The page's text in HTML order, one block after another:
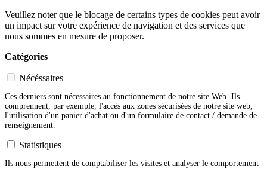
Veuillez noter que le blocage de certains types de cookies peut avoir
un impact sur votre expérience de navigation et des services que
nous sommes en mesure de proposer.
Catégories
Nécéssaires
Ces derniers sont nécessaires au fonctionnement de notre site Web. Ils
comprennent, par exemple, l'accès aux zones sécurisées de notre site web,
l'utilisation d'un panier d'achat ou d'un formulaire de contact / demande de
renseignement.
Statistiques
Ils nous permettent de comptabiliser les visites et analyser le comportement